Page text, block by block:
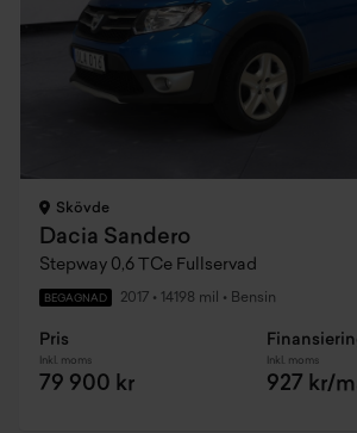
Skövde
Dacia Sandero
Stepway 0,6 TCe Fullservad
BEGAGNAD 2017 • 14198 mil • Bensin
Pris
Inkl. moms
79 900 kr
Inkl. moms
927 kr/